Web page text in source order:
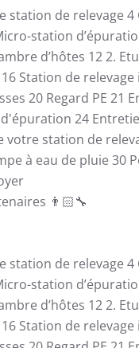
station de relevage 4
station
d’hôtes 122.
16 Station de
20 Regard PE 21
24
votre station de
à eau de pluie 30
👨🏻‍🔧
station de relevage 4
station
d’hôtes 122.
16 Station de